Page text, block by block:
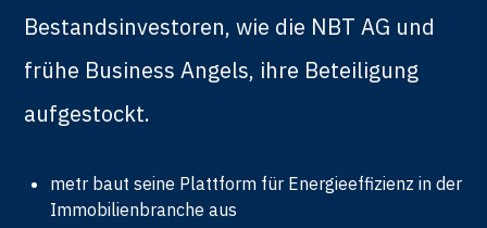
Bestandsinvestoren, wie die NBT AG und
frühe Business Angels, ihre Beteiligung
aufgestockt.
metr baut seine Plattform für Energieeffizienz in der
Immobilienbranche aus